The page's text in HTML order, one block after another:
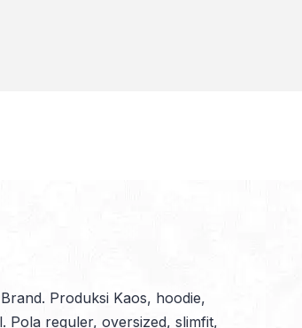
Produksi Kaos, hoodie,
Pola reguler, oversized, slimfit,